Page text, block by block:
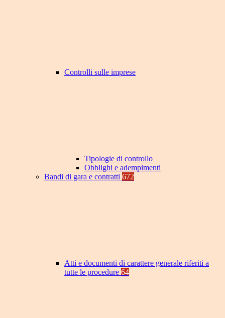
Controlli sulle imprese
Tipologie di controllo
Obblighi e adempimenti
Bandi di gara e contratti 672
Atti e documenti di carattere generale riferiti a
tutte le procedure 64